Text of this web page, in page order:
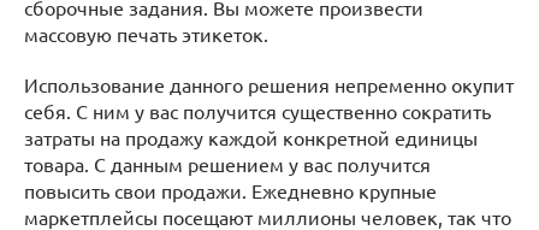
сборочные задания. Вы можете произвести
массовую печать этикеток.
Использование данного решения непременно окупит
себя. С ним у вас получится существенно сократить
затраты на продажу каждой конкретной единицы
товара. С данным решением у вас получится
повысить свои продажи. Ежедневно крупные
маркетплейсы посещают миллионы человек, так что